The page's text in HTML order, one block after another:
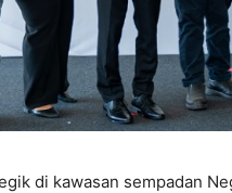
di kawasan sempadan